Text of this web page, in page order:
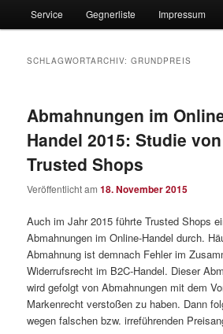
Service Gegnerliste Impressum
SCHLAGWORTARCHIV:GRUNDPREIS
Abmahnungen im
Handel 2015: Studie von
Trusted Shops
Veröffentlicht am18. November 2015
Auch im Jahr 2015 führte Trusted Shops
Abmahnungen im Online-Handel durch.
Abmahnung ist demnach Fehler im
Widerrufsrecht im B2C-Handel. Dieser
wird gefolgt von Abmahnungen mit dem
Markenrecht verstoßen zu haben. Dann
wegen falschen bzw. irreführenden